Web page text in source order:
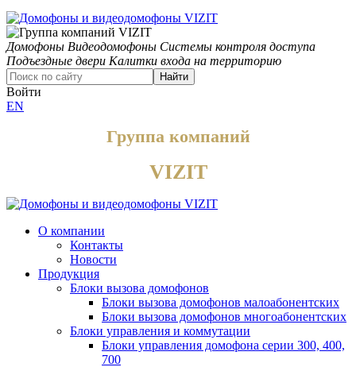
Домофоны Видеодомофоны Системы контроля доступа
Подъездные двери Калитки входа на территорию
Найти
Войти
EN
Группа компаний
VIZIT
О компании
Контакты
Новости
Продукция
Блоки вызова домофонов
Блоки вызова домофонов малоабонентских
Блоки вызова домофонов многоабонентских
Блоки управления и коммутации
Блоки управления домофона серии 300, 400,
700